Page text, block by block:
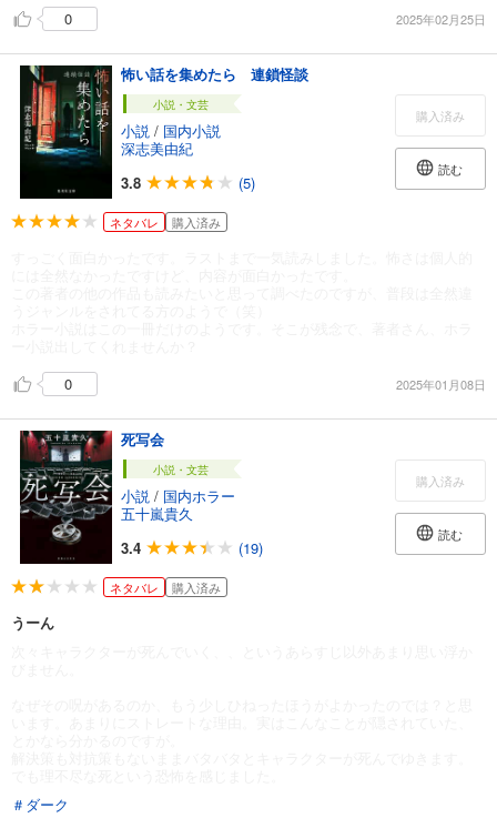
0
2025年02月25日
怖い話を集めたら 連鎖怪談
小説・文芸
小説 / 国内小説
深志美由紀
3.8
(5)
購入済み
読む
ネタバレ 購入済み
0
2025年01月08日
死写会
小説・文芸
小説 / 国内ホラー
五十嵐貴久
3.4
(19)
購入済み
読む
ネタバレ 購入済み
うーん
＃ダーク